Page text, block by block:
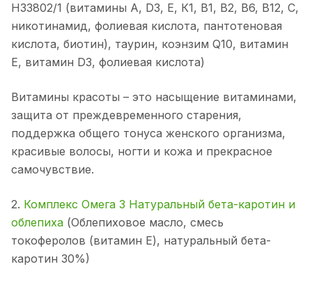
Н33802/1 (витамины А, D3, Е, К1, В1, В2, В6, В12, С,
никотинамид, фолиевая кислота, пантотеновая
кислота, биотин), таурин, коэнзим Q10, витамин
Е, витамин D3, фолиевая кислота)
Витамины красоты – это насыщение витаминами,
защита от преждевременного старения,
поддержка общего тонуса женского организма,
красивые волосы, ногти и кожа и прекрасное
самочувствие.
2. Комплекс Омега 3 Натуральный бета-каротин и
облепиха (Облепиховое масло, смесь
токоферолов (витамин Е), натуральный бета-
каротин 30%)